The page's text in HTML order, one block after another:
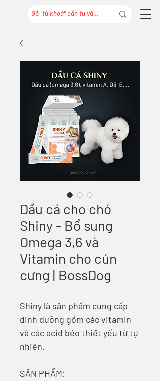
Dầu cá cho chó
Shiny - Bổ sung
Omega 3,6 và
Vitamin cho cún
cưng | BossDog
Shiny là sản phẩm cung cấp
dinh dưỡng gồm các vitamin
và các acid béo thiết yếu từ tự
nhiên.
SẢN PHẨM: